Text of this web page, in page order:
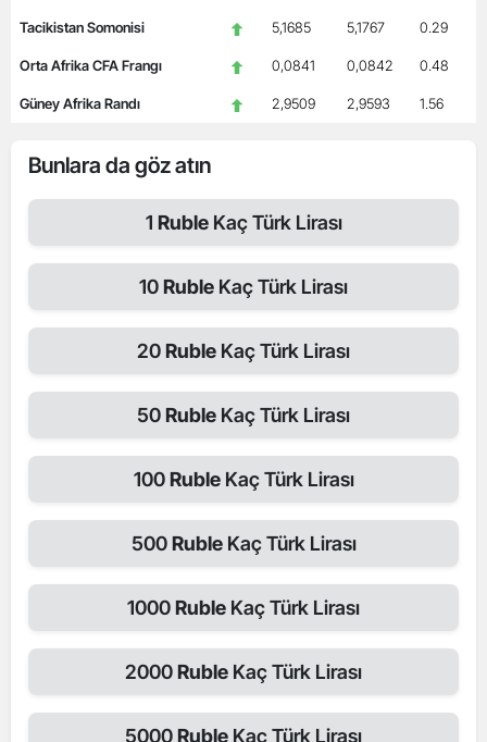
Tacikistan Somonisi 5,1685 5,1767 0.29
Orta Afrika CFA Frangı 0,0841 0,0842 0.48
Güney Afrika Randı 2,9509 2,9593 1.56
Bunlara da göz atın
1 RubleKaç Türk Lirası
10Ruble Kaç Türk Lirası
20Ruble Kaç Türk Lirası
50Ruble Kaç Türk Lirası
100RubleKaç Türk Lirası
500RubleKaç Türk Lirası
1000Ruble Kaç Türk Lirası
2000Ruble Kaç Türk Lirası
5000Ruble Kaç Türk Lirası